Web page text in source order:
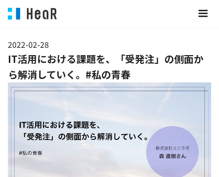
2022-02-28
IT活用における課題を、「受発注」の側面か
ら解消していく。#私の青春